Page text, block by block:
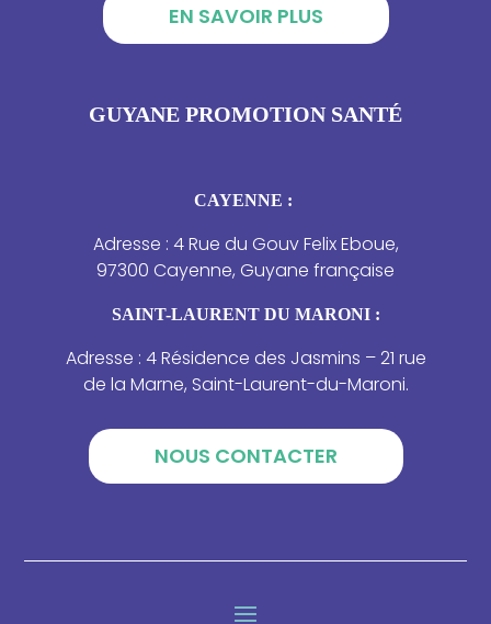
EN SAVOIR PLUS
GUYANE PROMOTION SANTÉ
CAYENNE :
Adresse : 4 Rue du Gouv Felix Eboue,
97300 Cayenne, Guyane française
SAINT-LAURENT DU MARONI :
Adresse : 4 Résidence des Jasmins – 21 rue
de la Marne, Saint-Laurent-du-Maroni.
NOUS CONTACTER